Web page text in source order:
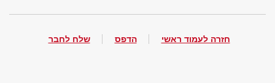
חזרה לעמוד ראשי הדפס שלח לחבר